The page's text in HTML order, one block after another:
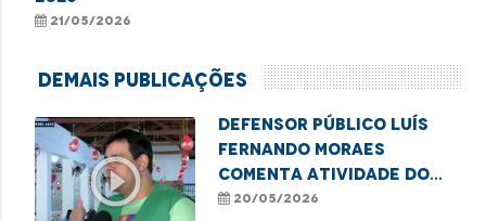
21/05/2026
Demais Publicações
play_circle_outline
Defensor Público Luís
Fernando Moraes
comenta atividade do
MaraDefs em Balsas
20/05/2026